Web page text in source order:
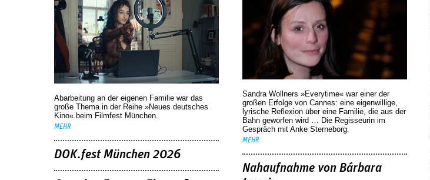
Abarbeitung an der eigenen Familie war das
große Thema in der Reihe »Neues deutsches
Kino« beim Filmfest München.
MEHR
DOK.fest München 2026
Sandra Wollners »Everytime« war einer der
großen Erfolge von Cannes: eine eigenwillige,
lyrische Reflexion über eine ­Familie, die aus der
Bahn geworfen wird … Die Regisseurin im
Gespräch mit Anke Sterneborg.
MEHR
Nahaufnahme von Bárbara